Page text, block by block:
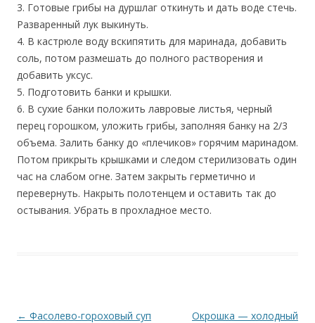
3. Готовые грибы на дуршлаг откинуть и дать воде стечь.
Разваренный лук выкинуть.
4. В кастрюле воду вскипятить для маринада, добавить
соль, потом размешать до полного растворения и
добавить уксус.
5. Подготовить банки и крышки.
6. В сухие банки положить лавровые листья, черный
перец горошком, уложить грибы, заполняя банку на 2/3
объема. Залить банку до «плечиков» горячим маринадом.
Потом прикрыть крышками и следом стерилизовать один
час на слабом огне. Затем закрыть герметично и
перевернуть. Накрыть полотенцем и оставить так до
остывания. Убрать в прохладное место.
Навигация по записям
← Фасолево-гороховый суп
Окрошка — холодный